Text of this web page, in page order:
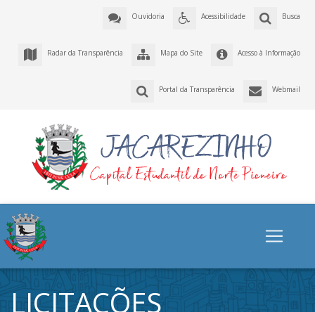
Busca
Acessibilidade
Ouvidoria
Acesso à Informação
Mapa do Site
Radar da Transparência
Webmail
Portal da Transparência
LICITAÇÕES